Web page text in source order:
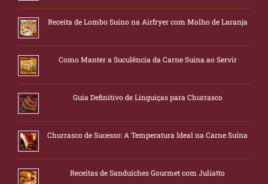
Receita de Lombo Suíno na Airfryer com Molho de Laranja
Como Manter a Suculência da Carne Suína ao Servir
Guia Definitivo de Linguiças para Churrasco
Churrasco de Sucesso: A Temperatura Ideal na Carne Suína
Receitas de Sanduíches Gourmet com Juliatto